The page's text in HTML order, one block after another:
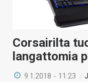
Corsairilta
langattomia
9.1.2018 - 11:23 /